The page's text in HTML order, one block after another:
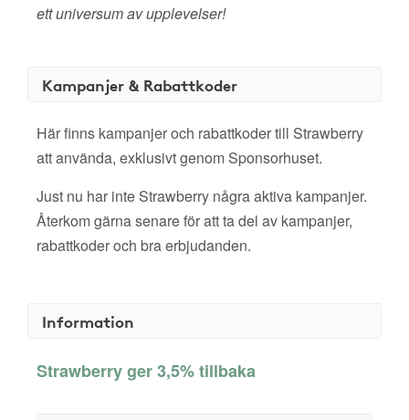
ett universum av upplevelser!
Kampanjer & Rabattkoder
Här finns kampanjer och rabattkoder till Strawberry
att använda, exklusivt genom Sponsorhuset.
Just nu har inte Strawberry några aktiva kampanjer.
Återkom gärna senare för att ta del av kampanjer,
rabattkoder och bra erbjudanden.
Information
Strawberry ger 3,5% tillbaka